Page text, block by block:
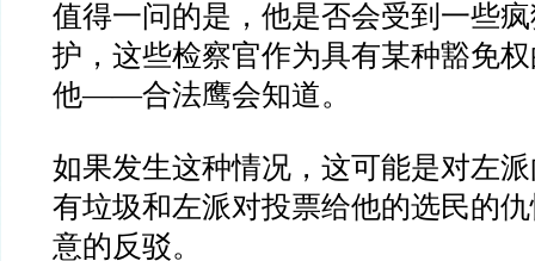
值得一问的是，他是否会受到一些
护，这些检察官作为具有某种豁免
他——合法鹰会知道。
如果发生这种情况，这可能是对左
有垃圾和左派对投票给他的选民的
意的反驳。